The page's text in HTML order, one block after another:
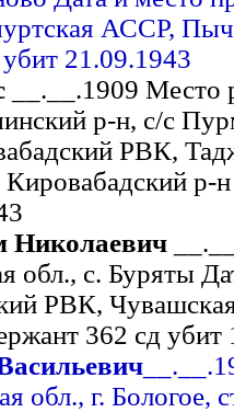
АССР,
21.09.1943
__.__.1909 Место
р-н, с/с
РВК,
Кировабадский р-
Николаевич
обл., с. Буряты
РВК,
362 сд убит
обл., г. Бологое,